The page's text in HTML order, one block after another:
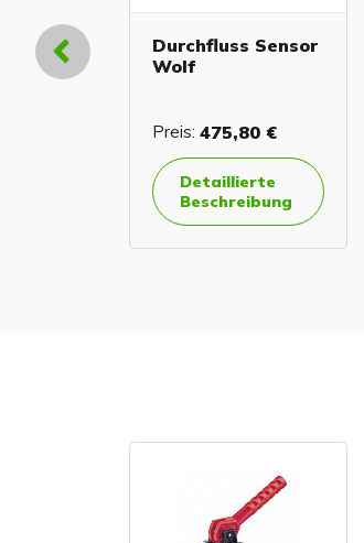
Durchfluss Sensor
Wolf
Preis: 475,80 €
Detaillierte
Beschreibung